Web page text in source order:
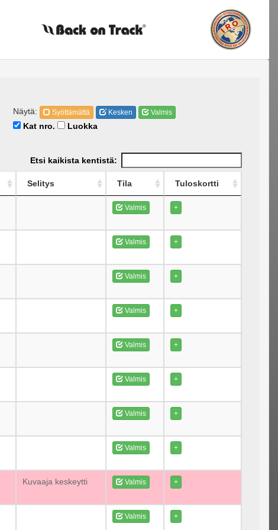
Näytä: Syöttämättä Kesken Valmis
Kat nro.
Luokka
Etsi kaikista kentistä:
Selitys Tila Tuloskortti
Valmis +
Valmis +
Valmis +
Valmis +
Valmis +
Valmis +
Valmis +
Valmis +
Kuvaaja keskeytti Valmis +
Valmis +